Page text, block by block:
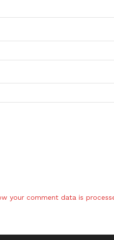
your comment data is